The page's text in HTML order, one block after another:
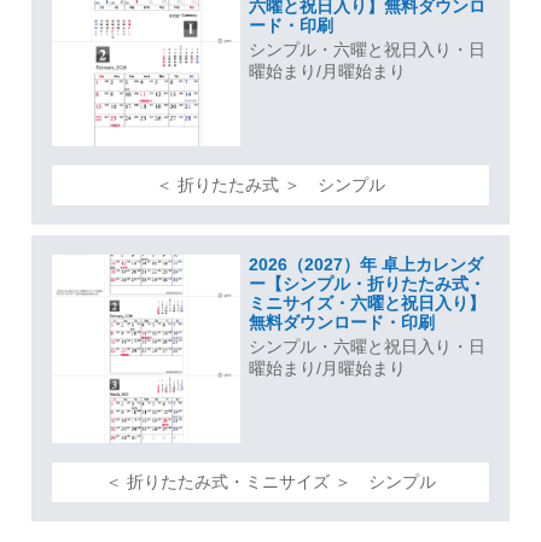
六曜と祝日入り】無料ダウンロ
ード・印刷
シンプル・六曜と祝日入り・日
曜始まり/月曜始まり
＜ 折りたたみ式 ＞ シンプル
2026（2027）年 卓上カレンダ
ー【シンプル・折りたたみ式・
ミニサイズ・六曜と祝日入り】
無料ダウンロード・印刷
シンプル・六曜と祝日入り・日
曜始まり/月曜始まり
＜ 折りたたみ式・ミニサイズ ＞ シンプル